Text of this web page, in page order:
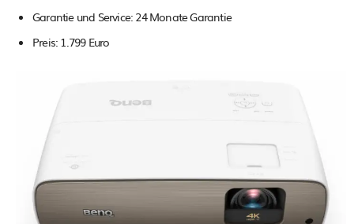
Garantie und Service: 24 Monate Garantie
Preis: 1.799 Euro